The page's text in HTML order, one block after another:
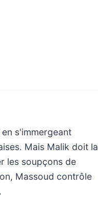
s'immergeant
Mais Malik doit la
les soupçons de
Massoud contrôle